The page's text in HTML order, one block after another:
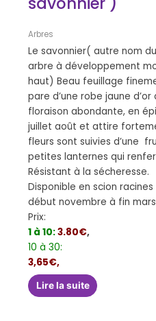
Arbres
Le savonnier( autre nom
arbre à développement
haut) Beau feuillage
pare d’une robe jaune d’or
floraison abondante, en
juillet août et attire
fleurs sont suivies d’une
petites lanternes qui
Résistant à la sécheresse.
Disponible en scion
début novembre à fin
Prix:
1 à 10:3.80€,
10 à 30:
3,65€,
Lire la suite